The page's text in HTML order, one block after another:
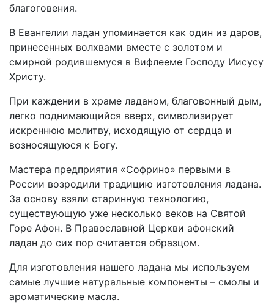
благоговения.
В Евангелии ладан упоминается как один из даров,
принесенных волхвами вместе с золотом и
смирной родившемуся в Вифлееме Господу Иисусу
Христу.
При каждении в храме ладаном, благовонный дым,
легко поднимающийся вверх, символизирует
искреннюю молитву, исходящую от сердца и
возносящуюся к Богу.
Мастера предприятия «Софрино» первыми в
России возродили традицию изготовления ладана.
За основу взяли старинную технологию,
существующую уже несколько веков на Святой
Горе Афон. В Православной Церкви афонский
ладан до сих пор считается образцом.
Для изготовления нашего ладана мы используем
самые лучшие натуральные компоненты – смолы и
ароматические масла.